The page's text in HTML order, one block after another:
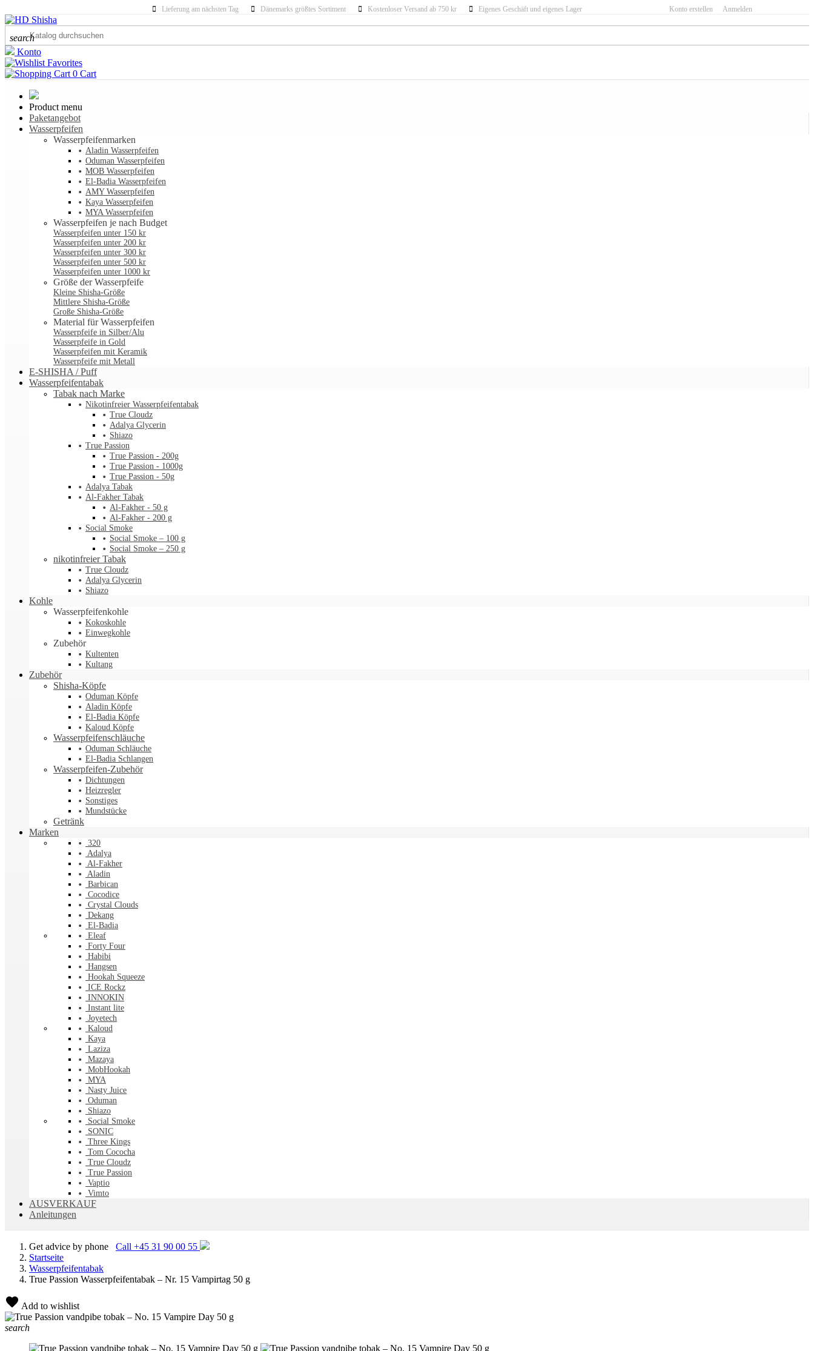
Lieferung am nächsten Tag Dänemarks größtes Sortiment Kostenloser Versand ab 750 kr Eigenes Geschäft und eigenes Lager Konto erstellen Anmelden
search
Konto
Favorites
0 Cart
Product menu
Paketangebot
Wasserpfeifen
Wasserpfeifenmarken
Aladin Wasserpfeifen
Oduman Wasserpfeifen
MOB Wasserpfeifen
El-Badia Wasserpfeifen
AMY Wasserpfeifen
Kaya Wasserpfeifen
MYA Wasserpfeifen
Wasserpfeifen je nach Budget
Wasserpfeifen unter 150 kr
Wasserpfeifen unter 200 kr
Wasserpfeifen unter 300 kr
Wasserpfeifen unter 500 kr
Wasserpfeifen unter 1000 kr
Größe der Wasserpfeife
Kleine Shisha-Größe
Mittlere Shisha-Größe
Große Shisha-Größe
Material für Wasserpfeifen
Wasserpfeife in Silber/Alu
Wasserpfeife in Gold
Wasserpfeifen mit Keramik
Wasserpfeife mit Metall
E-SHISHA / Puff
Wasserpfeifentabak
Tabak nach Marke
Nikotinfreier Wasserpfeifentabak
True Cloudz
Adalya Glycerin
Shiazo
True Passion
True Passion - 200g
True Passion - 1000g
True Passion - 50g
Adalya Tabak
Al-Fakher Tabak
Al-Fakher - 50 g
Al-Fakher - 200 g
Social Smoke
Social Smoke – 100 g
Social Smoke – 250 g
nikotinfreier Tabak
True Cloudz
Adalya Glycerin
Shiazo
Kohle
Wasserpfeifenkohle
Kokoskohle
Einwegkohle
Zubehör
Kultenten
Kultang
Zubehör
Shisha-Köpfe
Oduman Köpfe
Aladin Köpfe
El-Badia Köpfe
Kaloud Köpfe
Wasserpfeifenschläuche
Oduman Schläuche
El-Badia Schlangen
Wasserpfeifen-Zubehör
Dichtungen
Heizregler
Sonstiges
Mundstücke
Getränk
Marken
320
Adalya
Al-Fakher
Aladin
Barbican
Cocodice
Crystal Clouds
Dekang
El-Badia
Eleaf
Forty Four
Habibi
Hangsen
Hookah Squeeze
ICE Rockz
INNOKIN
Instant lite
Joyetech
Kaloud
Kaya
Laziza
Mazaya
MobHookah
MYA
Nasty Juice
Oduman
Shiazo
Social Smoke
SONIC
Three Kings
Tom Cococha
True Cloudz
True Passion
Vaptio
Vimto
AUSVERKAUF
Anleitungen
Get advice by phone
Call +45 31 90 00 55
Startseite
Wasserpfeifentabak
True Passion Wasserpfeifentabak – Nr. 15 Vampirtag 50 g
Add to wishlist
search